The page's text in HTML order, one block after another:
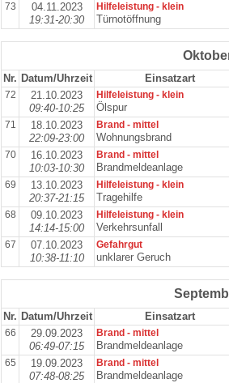
73
04.11.2023
19:31-20:30
Hilfeleistung - klein
Türnotöffnung
Nr. Datum/Uhrzeit Einsatzart
72
21.10.2023
09:40-10:25
Hilfeleistung - klein
Ölspur
71
18.10.2023
22:09-23:00
Brand - mittel
Wohnungsbrand
70
16.10.2023
10:03-10:30
Brand - mittel
Brandmeldeanlage
69
13.10.2023
20:37-21:15
Hilfeleistung - klein
Tragehilfe
68
09.10.2023
14:14-15:00
Hilfeleistung - klein
Verkehrsunfall
67
07.10.2023
10:38-11:10
Gefahrgut
unklarer Geruch
Nr. Datum/Uhrzeit Einsatzart
66
29.09.2023
06:49-07:15
Brand - mittel
Brandmeldeanlage
65
19.09.2023
07:48-08:25
Brand - mittel
Brandmeldeanlage